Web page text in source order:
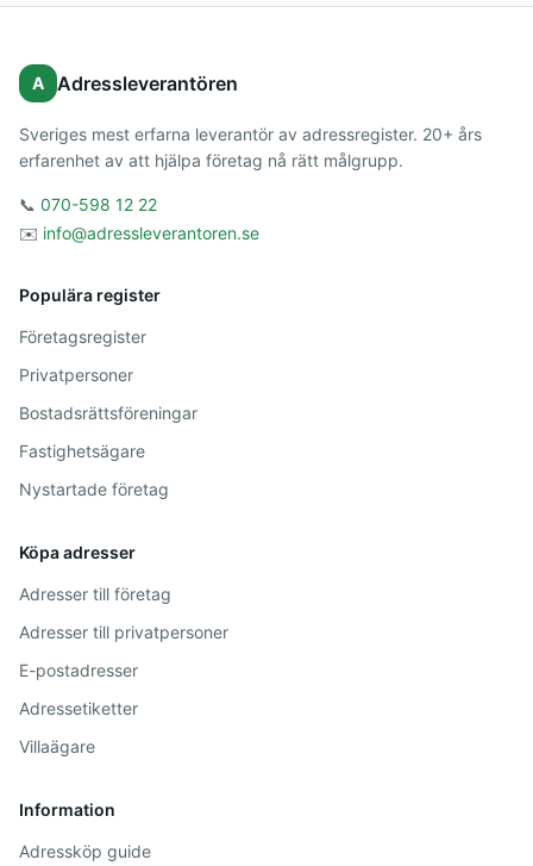
A Adressleverantören
Sveriges mest erfarna leverantör av adressregister. 20+ års
erfarenhet av att hjälpa företag nå rätt målgrupp.
📞 070-598 12 22
✉️ info@adressleverantoren.se
Populära register
Företagsregister
Privatpersoner
Bostadsrättsföreningar
Fastighetsägare
Nystartade företag
Köpa adresser
Adresser till företag
Adresser till privatpersoner
E-postadresser
Adressetiketter
Villaägare
Information
Adressköp guide